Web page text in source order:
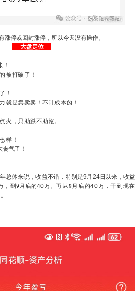
涨停或回封涨停，所以今天没有操作。
大盘定位
被打破了！
！
就是卖卖卖！不计成本的！
火，只助跌不助涨。
样！
气了！
总体来说，收益不错，特别是9月24日以来，收益
，到9月底的40万。再从9月底的40万，干到现在